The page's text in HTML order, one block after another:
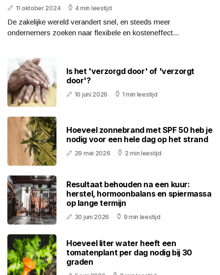
11 oktober 2024 4 min leestijd
De zakelijke wereld verandert snel, en steeds meer
ondernemers zoeken naar flexibele en kosteneffect...
Is het 'verzorgd door' of 'verzorgt
door'?
10 juni 2026 1 min leestijd
Hoeveel zonnebrand met SPF 50 heb je
nodig voor een hele dag op het strand
29 mei 2026 2 min leestijd
Resultaat behouden na een kuur:
herstel, hormoonbalans en spiermassa
op lange termijn
30 juni 2026 9 min leestijd
Hoeveel liter water heeft een
tomatenplant per dag nodig bij 30
graden